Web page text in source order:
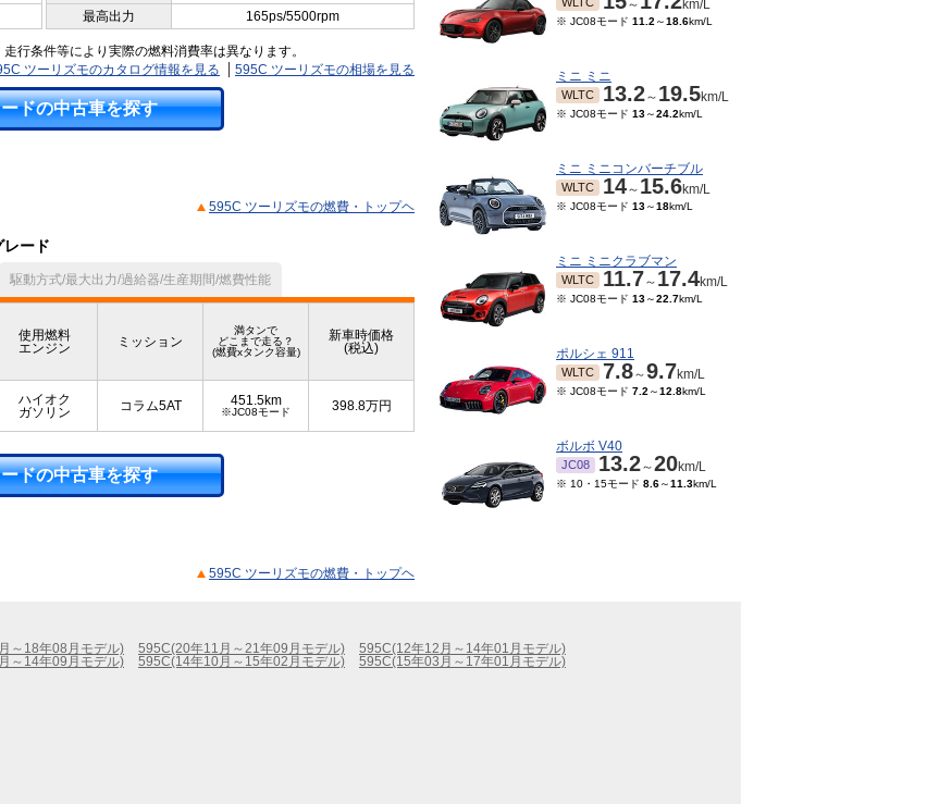
最高出力 165ps/5500rpm
行条件等により実際の燃料消費率は異なります。
ツーリズモのカタログ情報を見る
595C ツーリズモの相場を見る
ドの中古車を探す
595C ツーリズモの燃費・トップヘ
ード
駆動方式/最大出力/過給器/生産期間/燃費性能
使用燃料
エンジン
ミッション
満タンで
どこまで走る？
(燃費xタンク容量)
新車時価格
(税込)
ハイオク
ガソリン
コラム5AT 451.5km
※JC08モード 398.8万円
ドの中古車を探す
595C ツーリズモの燃費・トップヘ
～ km/L
※ JC08モード 11.2 ～18.6km/L
ミニ ミニ
WLTC 13.2～ 19.5km/L
※ JC08モード 13～24.2km/L
ミニ ミニコンバーチブル
WLTC 14～ 15.6km/L
※ JC08モード 13～18km/L
ミニ ミニクラブマン
WLTC 11.7～ 17.4km/L
※ JC08モード 13～22.7km/L
ポルシェ 911
WLTC 7.8～9.7km/L
※ JC08モード 7.2 ～12.8km/L
ボルボ V40
JC08 13.2～20km/L
※ 10・15モード 8.6～11.3km/L
～18年08月モデル) 595C(20年11月～21年09月モデル)
595C(12年12月～14年01月モデル)
～14年09月モデル) 595C(14年10月～15年02月モデル)
595C(15年03月～17年01月モデル)